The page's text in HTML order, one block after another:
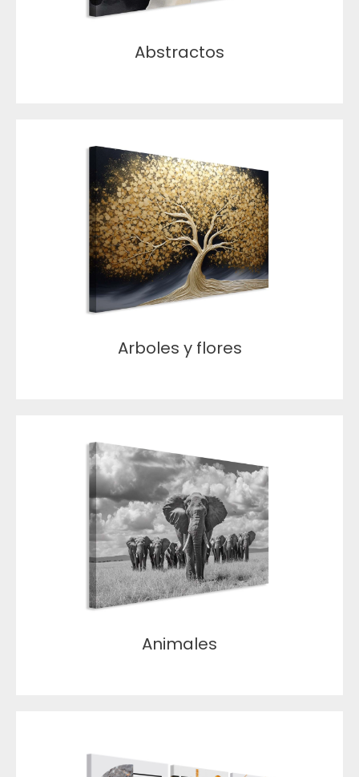
Abstractos
Arboles y flores
Animales